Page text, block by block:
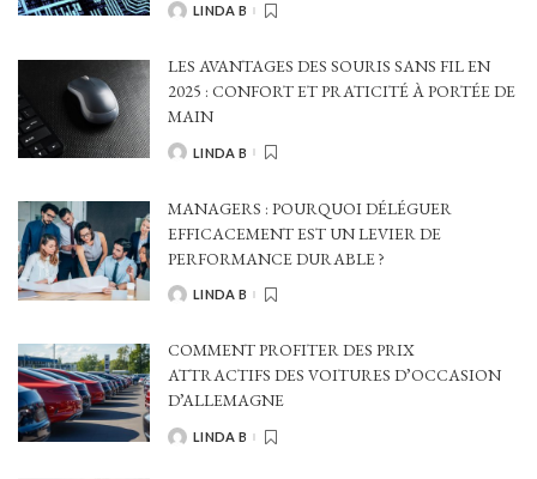
POSTED
LINDA B
LES AVANTAGES DES SOURIS SANS FIL EN
2025 : CONFORT ET PRATICITÉ À PORTÉE DE
MAIN
POSTED
LINDA B
MANAGERS : POURQUOI DÉLÉGUER
EFFICACEMENT EST UN LEVIER DE
PERFORMANCE DURABLE ?
POSTED
LINDA B
COMMENT PROFITER DES PRIX
ATTRACTIFS DES VOITURES D’OCCASION
D’ALLEMAGNE
POSTED
LINDA B